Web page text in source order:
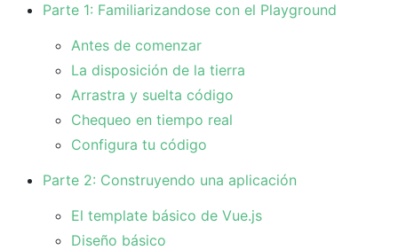
Parte 1: Familiarizandose con el Playground
Antes de comenzar
La disposición de la tierra
Arrastra y suelta código
Chequeo en tiempo real
Configura tu código
Parte 2: Construyendo una aplicación
El template básico de Vue.js
Diseño básico